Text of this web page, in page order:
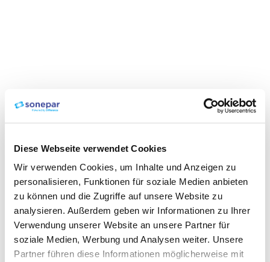
Diese Webseite verwendet Cookies
Wir verwenden Cookies, um Inhalte und Anzeigen zu
personalisieren, Funktionen für soziale Medien anbieten
zu können und die Zugriffe auf unsere Website zu
analysieren. Außerdem geben wir Informationen zu Ihrer
Verwendung unserer Website an unsere Partner für
soziale Medien, Werbung und Analysen weiter. Unsere
Partner führen diese Informationen möglicherweise mit